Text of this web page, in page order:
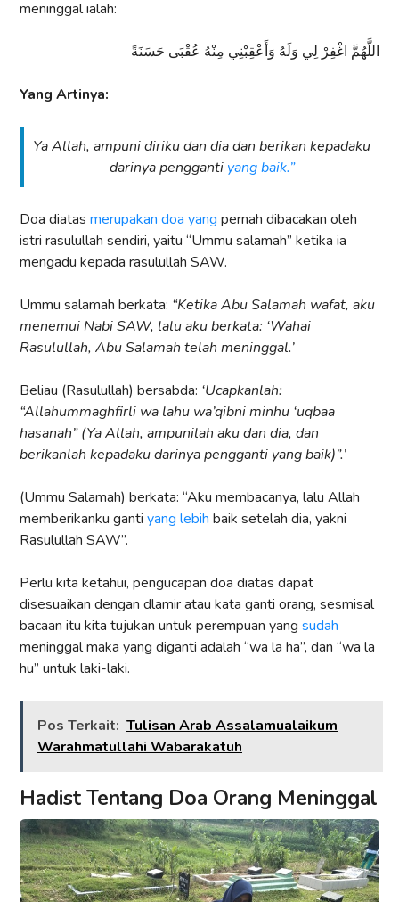
meninggal ialah:
اللَّهُمَّ اغْفِرْ لِي وَلَهُ وَأَعْقِبْنِي مِنْهُ عُقْبَى حَسَنَةً
Yang Artinya:
Ya Allah, ampuni diriku dan dia dan berikan kepadaku
darinya pengganti yang baik.”
Doa diatas merupakan doa yang pernah dibacakan oleh
istri rasulullah sendiri, yaitu “Ummu salamah” ketika ia
mengadu kepada rasulullah SAW.
Ummu salamah berkata: “Ketika Abu Salamah wafat, aku
menemui Nabi SAW, lalu aku berkata: ‘Wahai
Rasulullah, Abu Salamah telah meninggal.’
Beliau (Rasulullah) bersabda: ‘Ucapkanlah:
“Allahummaghfirli wa lahu wa’qibni minhu ‘uqbaa
hasanah” (Ya Allah, ampunilah aku dan dia, dan
berikanlah kepadaku darinya pengganti yang baik)”.’
(Ummu Salamah) berkata: “Aku membacanya, lalu Allah
memberikanku ganti yang lebih baik setelah dia, yakni
Rasulullah SAW”.
Perlu kita ketahui, pengucapan doa diatas dapat
disesuaikan dengan dlamir atau kata ganti orang, sesmisal
bacaan itu kita tujukan untuk perempuan yang sudah
meninggal maka yang diganti adalah “wa la ha”, dan “wa la
hu” untuk laki-laki.
Pos Terkait: Tulisan Arab Assalamualaikum
Warahmatullahi Wabarakatuh
Hadist Tentang Doa Orang Meninggal